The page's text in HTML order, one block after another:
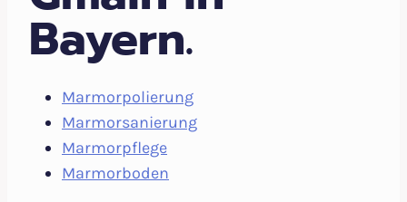
Bayern.
Marmorpolierung
Marmorsanierung
Marmorpflege
Marmorboden